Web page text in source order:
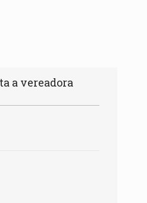
a vereadora